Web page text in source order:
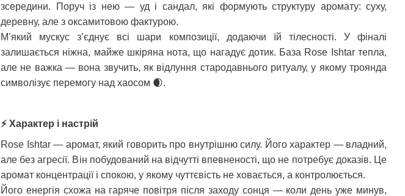
зсередини. Поруч із нею — уд і сандал, які формують структуру аромату: суху,
деревну, але з оксамитовою фактурою.
М’який мускус з’єднує всі шари композиції, додаючи їй тілесності. У фіналі
залишається ніжна, майже шкіряна нота, що нагадує дотик. База Rose Ishtar тепла,
але не важка — вона звучить, як відлуння стародавнього ритуалу, у якому троянда
символізує перемогу над хаосом 🌒.
⚡Характер і настрій
Rose Ishtar — аромат, який говорить про внутрішню силу. Його характер — владний,
але без агресії. Він побудований на відчутті впевненості, що не потребує доказів. Це
аромат концентрації і спокою, у якому чуттєвість не ховається, а контролюється.
Його енергія схожа на гаряче повітря після заходу сонця — коли день уже минув,